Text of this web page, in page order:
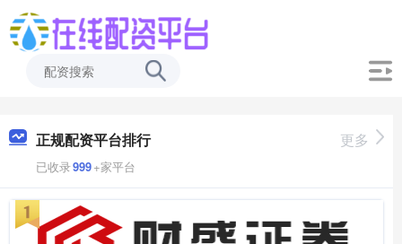
正规配资平台排行
已收录999+家平台
更多